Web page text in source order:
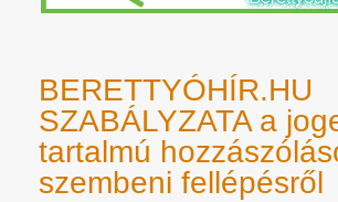
BERETTYÓHÍR.HU
SZABÁLYZATA a
tartalmú
szembeni fellépésről